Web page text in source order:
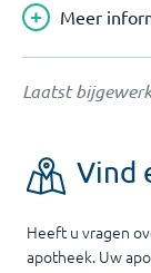
Meer
Laatst
Vind
Heeft u vragen
apotheek. Uw